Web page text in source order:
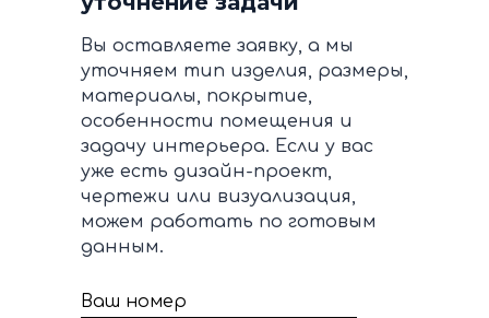
Вы оставляете заявку, а мы
уточняем тип изделия, размеры,
материалы, покрытие,
особенности помещения и
задачу интерьера. Если у вас
уже есть дизайн-проект,
чертежи или визуализация,
можем работать по готовым
данным.
Ваш номер